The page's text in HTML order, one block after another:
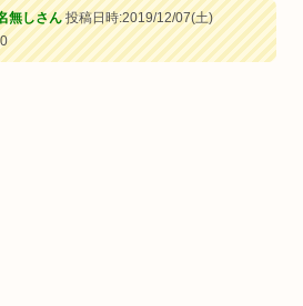
無しさん投稿日時:2019/12/07(土)